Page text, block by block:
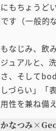
もちょうど
す（一般的
なじみ、飲
ュアルと、
、そして
づらい」「
性を兼ね備え
かなつみ